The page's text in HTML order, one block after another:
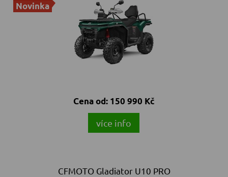
Novinka
Cena od: 150 990 Kč
více info
CFMOTO Gladiator U10 PRO